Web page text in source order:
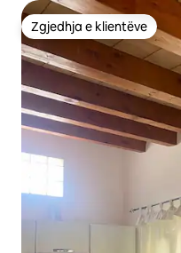
Zgjedhja e klientëve
Zgjedhja e klientëve